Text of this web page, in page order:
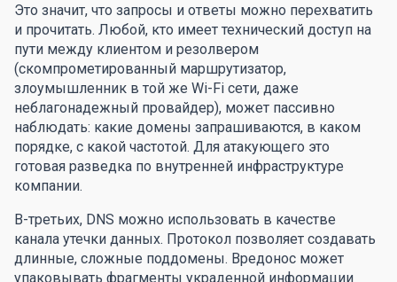
Это значит, что запросы и ответы можно перехватить
и прочитать. Любой, кто имеет технический доступ на
пути между клиентом и резолвером
(скомпрометированный маршрутизатор,
злоумышленник в той же Wi-Fi сети, даже
неблагонадежный провайдер), может пассивно
наблюдать: какие домены запрашиваются, в каком
порядке, с какой частотой. Для атакующего это
готовая разведка по внутренней инфраструктуре
компании.
В-третьих, DNS можно использовать в качестве
канала утечки данных. Протокол позволяет создавать
длинные, сложные поддомены. Вредонос может
упаковывать фрагменты украденной информации